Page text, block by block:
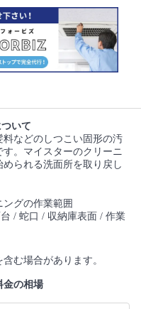
いて
などのしつこい固形の汚
。マイスターのクリーニ
られる洗面所を取り戻し
グの作業範囲
/ 蛇口 / 収納庫表面 / 作業
む場合があります。
金の相場